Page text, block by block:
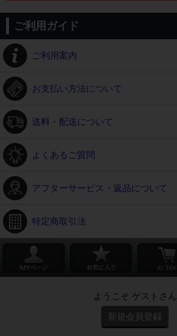
ご利用ガイド
ご利用案内
お支払い方法について
送料・配送について
よくあるご質問
アフターサービス・返品について
特定商取引法
ようこそ ゲストさん
新規会員登録